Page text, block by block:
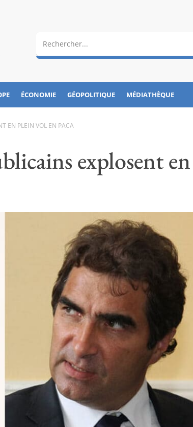
ÉCONOMIE GÉOPOLITIQUE MÉDIATHÈQUE
EN PLEIN VOL EN PACA
explosent en